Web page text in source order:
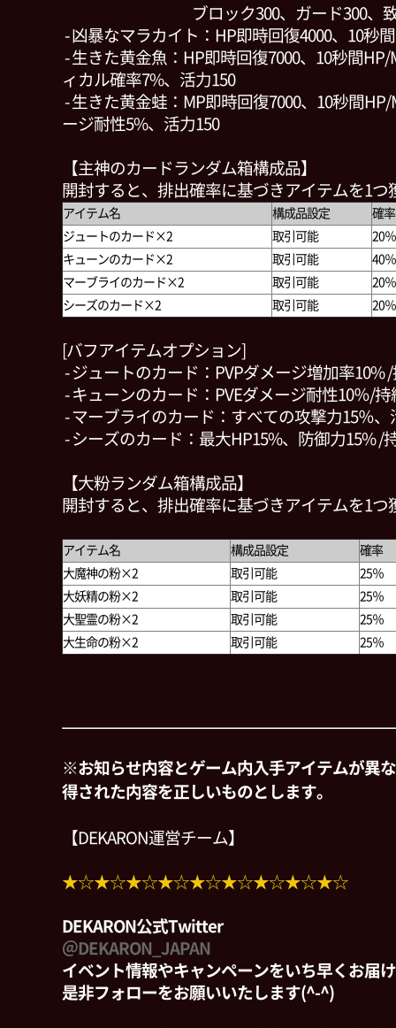
ブロック300、ガード300、致命
- 凶暴なマラカイト：HP即時回復4000、10秒
- 生きた黄金魚：HP即時回復7000、10秒間HP/
ィカル確率7%、活力150
- 生きた黄金蛙：MP即時回復7000、10秒間HP/
ージ耐性5%、活力150
【主神のカードランダム箱構成品】
開封すると、排出確率に基づきアイテムを1つ
アイテム名 構成品設定
確率
ジュートのカード×2
取引可能
20％
キューンのカード×2
取引可能
40％
マーブライのカード×2
取引可能
20％
シーズのカード×2
取引可能 20％
[バフアイテムオプション]
- ジュートのカード：PVPダメージ増加率10%
- キューンのカード：PVEダメージ耐性10％/持
- マーブライのカード：すべての攻撃力15％、
- シーズのカード：最大HP15%、防御力15% /
【大粉ランダム箱構成品】
開封すると、排出確率に基づきアイテムを1つ
アイテム名 構成品設定
確率
大魔神の粉×2
取引可能
25％
大妖精の粉×2
取引可能
25％
大聖霊の粉×2
取引可能
25％
大生命の粉×2
取引可能 25％
※お知らせ内容とゲーム内入手アイテムが異
得された内容を正しいものとします。
【DEKARON運営チーム】
★☆★☆★☆★☆★☆★☆★☆★☆★☆
DEKARON公式Twitter
＠DEKARON_JAPAN
イベント情報やキャンペーンをいち早くお届
是非フォローをお願いいたします(^-^)